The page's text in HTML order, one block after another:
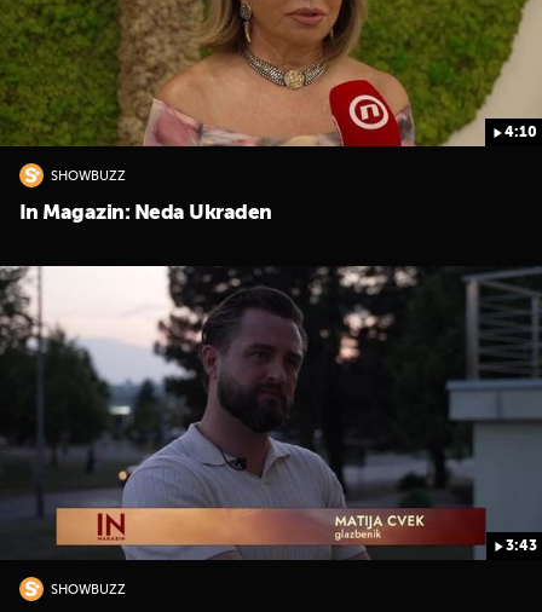
4:10
SHOWBUZZ
In Magazin: Neda Ukraden
3:43
SHOWBUZZ